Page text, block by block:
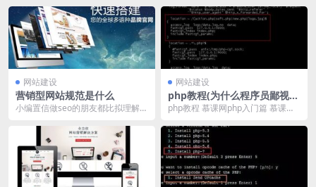
网站建设
营销型网站规范是什么
小编置信做seo的朋友都比拟理解网
于是大多数都开端...
网站建设
php教程(为什么程序员鄙视p
hp)
php教程 慕课网php入门篇 慕课
名字了，里边优...